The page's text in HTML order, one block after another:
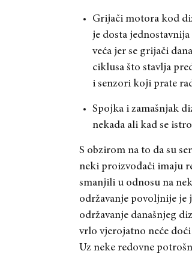
Grijači motora kod
je dosta
veća jer se grijači
ciklusa što stavlja
i senzori koji prate
Spojka i zamašnjak
nekada ali kad se
S obzirom na to da su
neki proizvođači imaju
smanjili u odnosu na
održavanje povoljnije je
održavanje današnjeg
vrlo vjerojatno neće
Uz neke redovne